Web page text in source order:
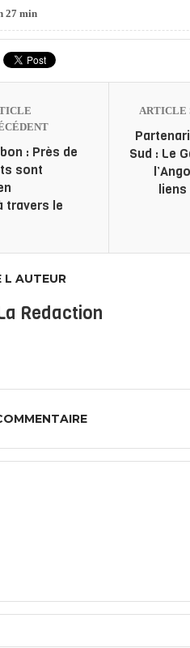
27 min
: Près de
sont
travers le
ARTICLE
Sud : Le
L AUTEUR
Redaction